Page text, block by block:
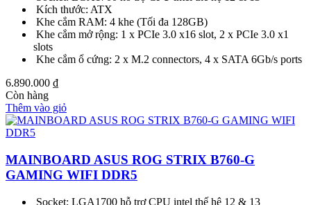
Kích thước: ATX
Khe cắm RAM: 4 khe (Tối đa 128GB)
Khe cắm mở rộng: 1 x PCIe 3.0 x16 slot, 2 x PCIe 3.0 x1
slots
Khe cắm ổ cứng: 2 x M.2 connectors, 4 x SATA 6Gb/s ports
6.890.000 ₫
Còn hàng
Thêm vào giỏ
MAINBOARD ASUS ROG STRIX B760-G
GAMING WIFI DDR5
Socket: LGA1700 hỗ trợ CPU intel thế hệ 12 & 13